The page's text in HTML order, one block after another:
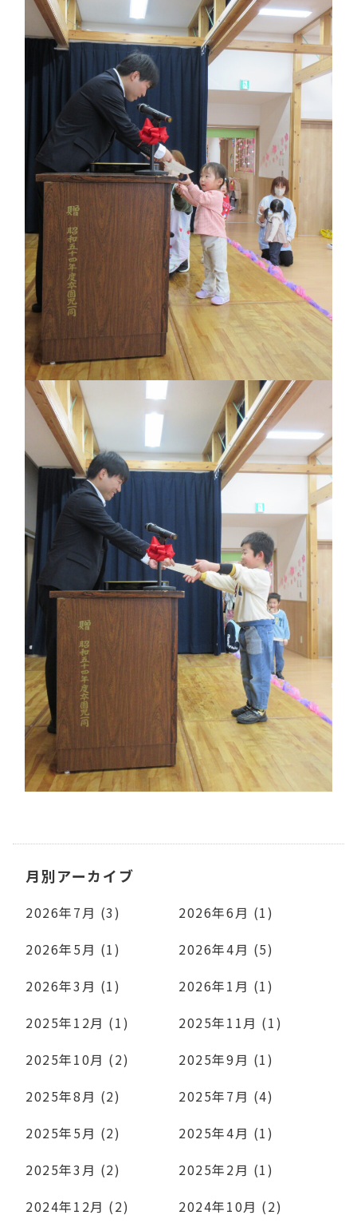
月別アーカイブ
2026年7月 (3)
2026年6月 (1)
2026年5月 (1)
2026年4月 (5)
2026年3月 (1)
2026年1月 (1)
2025年12月 (1)
2025年11月 (1)
2025年10月 (2)
2025年9月 (1)
2025年8月 (2)
2025年7月 (4)
2025年5月 (2)
2025年4月 (1)
2025年3月 (2)
2025年2月 (1)
2024年12月 (2)
2024年10月 (2)